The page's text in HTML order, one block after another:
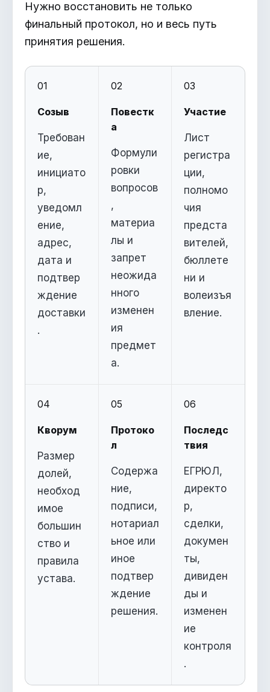
Нужно восстановить не только
финальный протокол, но и весь путь
принятия решения.
01
Созыв
Требован
ие,
инициато
р,
уведомл
ение,
адрес,
дата и
подтвер
ждение
доставки
.
02
Повестк
а
Формули
ровки
вопросов
,
материа
лы и
запрет
неожида
нного
изменен
ия
предмет
а.
03
Участие
Лист
регистра
ции,
полномо
чия
предста
вителей,
бюллете
ни и
волеизъя
вление.
04
Кворум
Размер
долей,
необход
имое
большин
ство и
правила
устава.
05
Протоко
л
Содержа
ние,
подписи,
нотариал
ьное или
иное
подтвер
ждение
решения.
06
Последс
твия
ЕГРЮЛ,
директо
р,
сделки,
докумен
ты,
дивиден
ды и
изменен
ие
контроля
.